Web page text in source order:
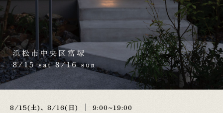
8/15(土)、8/16(日) 9:00~19:00